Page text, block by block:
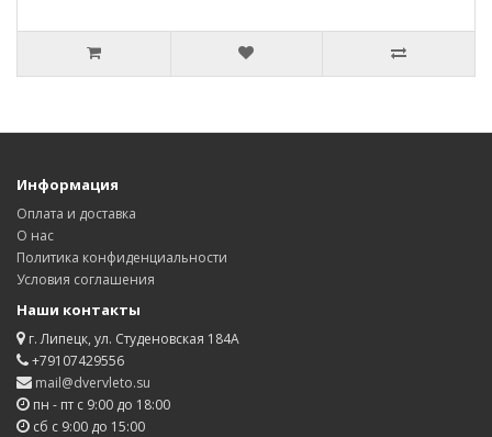
Информация
Оплата и доставка
О нас
Политика конфиденциальности
Условия соглашения
Наши контакты
г. Липецк, ул. Студеновская 184А
+79107429556
mail@dvervleto.su
пн - пт с 9:00 до 18:00
сб с 9:00 до 15:00